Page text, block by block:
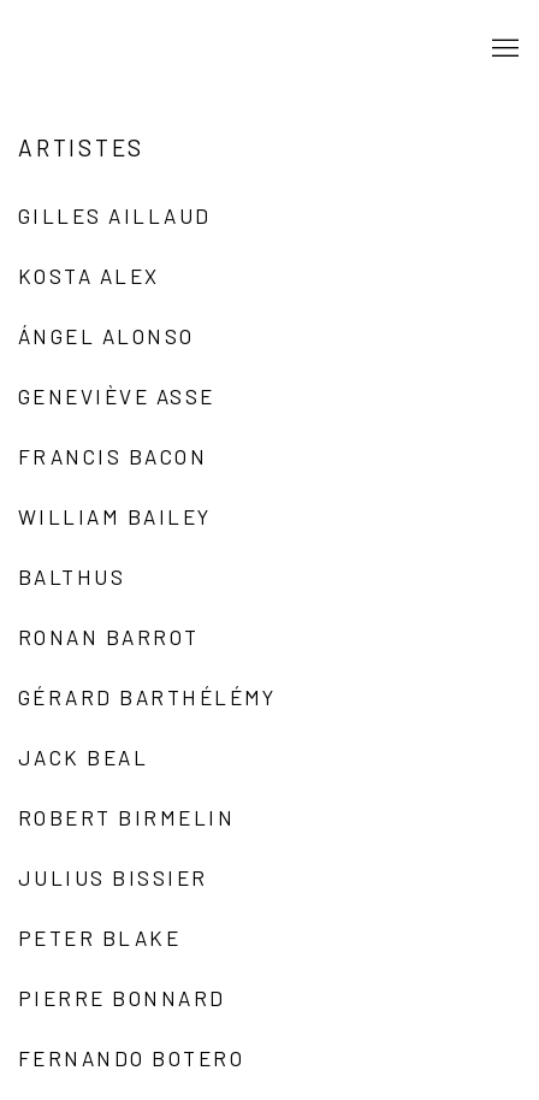
ARTISTES
GILLES AILLAUD
KOSTA ALEX
ÁNGEL ALONSO
GENEVIÈVE ASSE
FRANCIS BACON
WILLIAM BAILEY
BALTHUS
RONAN BARROT
GÉRARD BARTHÉLÉMY
JACK BEAL
ROBERT BIRMELIN
JULIUS BISSIER
PETER BLAKE
PIERRE BONNARD
FERNANDO BOTERO